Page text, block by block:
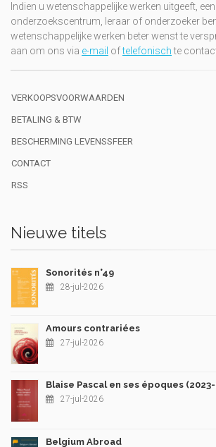
Indien u wetenschappelijke werken uitgeeft, een
onderzoekscentrum, leraar of onderzoeker
wetenschappelijke werken beter wenst te
aan om ons via e-mail oftelefonischte
VERKOOPSVOORWAARDEN
BETALING & BTW
BESCHERMING LEVENSSFEER
CONTACT
RSS
Nieuwe titels
Sonorités n°49
28-jul-2026
Amours contrariées
27-jul-2026
Blaise Pascal en ses époques (2023-
27-jul-2026
Belgium Abroad